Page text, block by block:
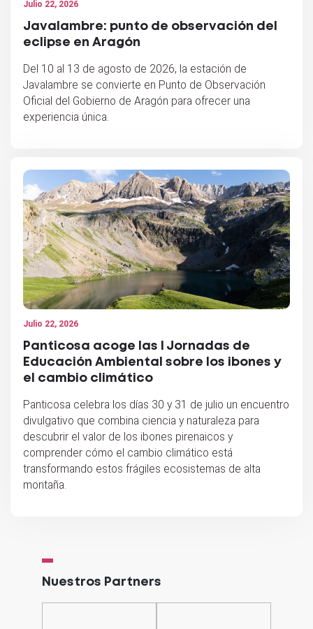
Julio 22, 2026
Javalambre: punto de observación del
eclipse en Aragón
Del 10 al 13 de agosto de 2026, la estación de
Javalambre se convierte en Punto de Observación
Oficial del Gobierno de Aragón para ofrecer una
experiencia única.
Julio 22, 2026
Panticosa acoge las I Jornadas de
Educación Ambiental sobre los ibones y
el cambio climático
Panticosa celebra los días 30 y 31 de julio un encuentro
divulgativo que combina ciencia y naturaleza para
descubrir el valor de los ibones pirenaicos y
comprender cómo el cambio climático está
transformando estos frágiles ecosistemas de alta
montaña.
Nuestros Partners